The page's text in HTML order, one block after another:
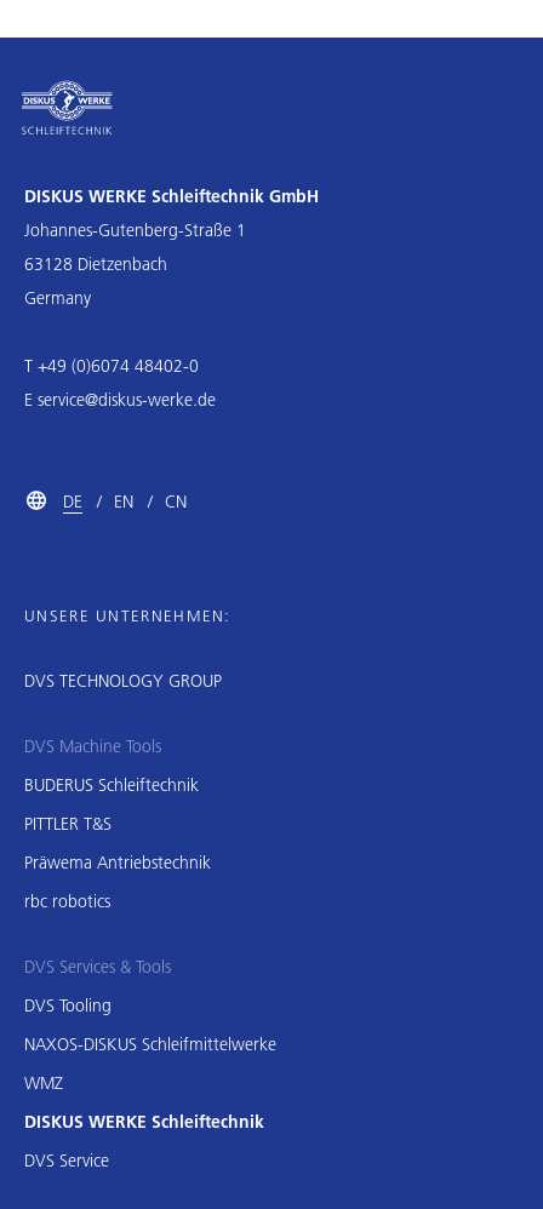
DISKUS WERKE Schleiftechnik GmbH
Johannes-Gutenberg-Straße 1
63128 Dietzenbach
Germany
T +49 (0)6074 48402-0
E service@diskus-werke.de
DE EN CN
UNSERE UNTERNEHMEN:
DVS TECHNOLOGY GROUP
DVS Machine Tools
BUDERUS Schleiftechnik
PITTLER T&S
Präwema Antriebstechnik
rbc robotics
DVS Services & Tools
DVS Tooling
NAXOS-DISKUS Schleifmittelwerke
WMZ
DISKUS WERKE Schleiftechnik
DVS Service